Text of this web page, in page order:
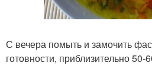
С вечера помыть и замочить
готовности, приблизительно 50-